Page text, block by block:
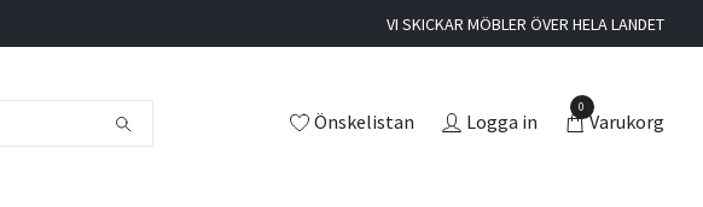
VI SKICKAR MÖBLER ÖVER HELA LANDET
Önskelistan Logga in
0
Varukorg